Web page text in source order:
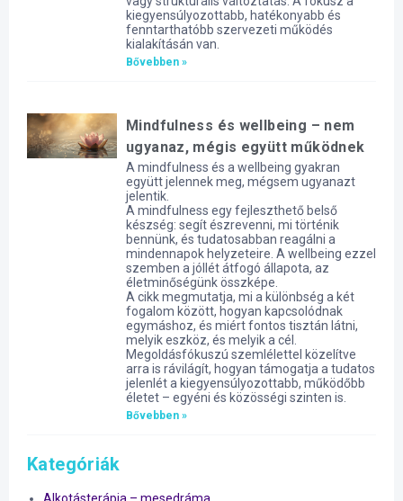
kiegyensúlyozottabb, hatékonyabb és
fenntarthatóbb szervezeti működés
kialakításán van.
Bővebben »
Mindfulness és wellbeing – nem
ugyanaz, mégis együtt működnek
A mindfulness és a wellbeing gyakran
együtt jelennek meg, mégsem ugyanazt
jelentik.
A mindfulness egy fejleszthető belső
készség: segít észrevenni, mi történik
bennünk, és tudatosabban reagálni a
mindennapok helyzeteire. A wellbeing ezzel
szemben a jóllét átfogó állapota, az
életminőségünk összképe.
A cikk megmutatja, mi a különbség a két
fogalom között, hogyan kapcsolódnak
egymáshoz, és miért fontos tisztán látni,
melyik eszköz, és melyik a cél.
Megoldásfókuszú szemlélettel közelítve
arra is rávilágít, hogyan támogatja a tudatos
jelenlét a kiegyensúlyozottabb, működőbb
életet – egyéni és közösségi szinten is.
Bővebben »
Kategóriák
Alkotásterápia – mesedráma